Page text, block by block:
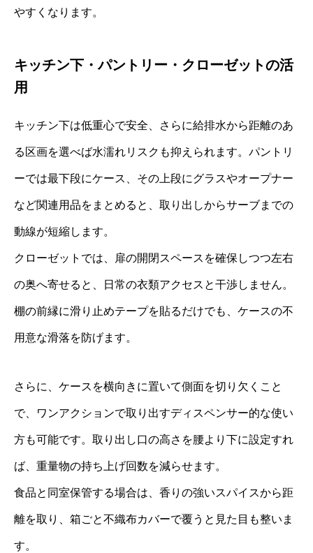
やすくなります。
キッチン下・パントリー・クローゼットの活
用
キッチン下は低重心で安全、さらに給排水から距離のあ
る区画を選べば水濡れリスクも抑えられます。パントリ
ーでは最下段にケース、その上段にグラスやオープナー
など関連用品をまとめると、取り出しからサーブまでの
動線が短縮します。
クローゼットでは、扉の開閉スペースを確保しつつ左右
の奥へ寄せると、日常の衣類アクセスと干渉しません。
棚の前縁に滑り止めテープを貼るだけでも、ケースの不
用意な滑落を防げます。
さらに、ケースを横向きに置いて側面を切り欠くこと
で、ワンアクションで取り出すディスペンサー的な使い
方も可能です。取り出し口の高さを腰より下に設定すれ
ば、重量物の持ち上げ回数を減らせます。
食品と同室保管する場合は、香りの強いスパイスから距
離を取り、箱ごと不織布カバーで覆うと見た目も整いま
す。